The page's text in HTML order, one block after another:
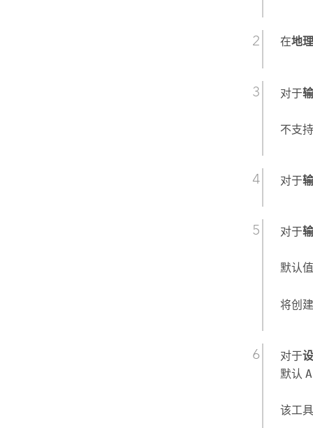
在地
对于
不支
对于
对于
默认
将创
对于
默认
该工